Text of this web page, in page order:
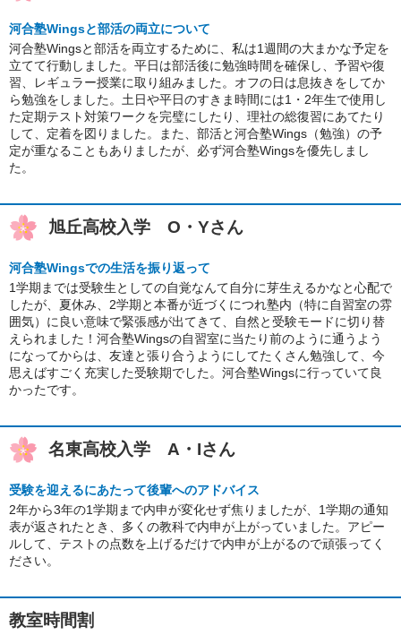
河合塾Wingsと部活の両立について
河合塾Wingsと部活を両立するために、私は1週間の大まかな予定を
立てて行動しました。平日は部活後に勉強時間を確保し、予習や復
習、レギュラー授業に取り組みました。オフの日は息抜きをしてか
ら勉強をしました。土日や平日のすきま時間には1・2年生で使用し
た定期テスト対策ワークを完璧にしたり、理社の総復習にあてたり
して、定着を図りました。また、部活と河合塾Wings（勉強）の予
定が重なることもありましたが、必ず河合塾Wingsを優先しまし
た。
旭丘高校入学 O・Yさん
河合塾Wingsでの生活を振り返って
1学期までは受験生としての自覚なんて自分に芽生えるかなと心配で
したが、夏休み、2学期と本番が近づくにつれ塾内（特に自習室の雰
囲気）に良い意味で緊張感が出てきて、自然と受験モードに切り替
えられました！河合塾Wingsの自習室に当たり前のように通うよう
になってからは、友達と張り合うようにしてたくさん勉強して、今
思えばすごく充実した受験期でした。河合塾Wingsに行っていて良
かったです。
名東高校入学 A・Iさん
受験を迎えるにあたって後輩へのアドバイス
2年から3年の1学期まで内申が変化せず焦りましたが、1学期の通知
表が返されたとき、多くの教科で内申が上がっていました。アピー
ルして、テストの点数を上げるだけで内申が上がるので頑張ってく
ださい。
教室時間割